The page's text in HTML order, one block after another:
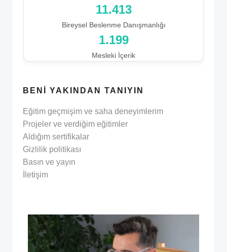
12.120
Bireysel Beslenme Danışmanlığı
1.199
Mesleki İçerik
BENI YAKINDAN TANIYIN
Eğitim geçmişim ve saha deneyimlerim
Projeler ve verdiğim eğitimler
Aldığım sertifikalar
Gizlilik politikası
Basın ve yayın
İletişim